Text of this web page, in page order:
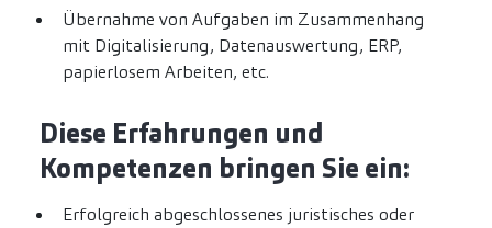
Übernahme von Aufgaben im Zusammenhang
mit Digitalisierung, Datenauswertung, ERP,
papierlosem Arbeiten, etc.
Diese Erfahrungen und
Kompetenzen bringen Sie ein:
Erfolgreich abgeschlossenes juristisches oder